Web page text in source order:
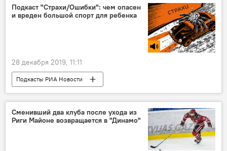
Айварс Лембергс
Подкаст "Страхи/Ошибки": чем опасен
и вреден большой спорт для ребенка
28 декабря 2019, 11:11
Подкасты РИА Новости
Радио Sputnik Латвия
спортсмен
ребенок
Сменивший два клуба после ухода из
Риги Майоне возвращается в "Динамо"